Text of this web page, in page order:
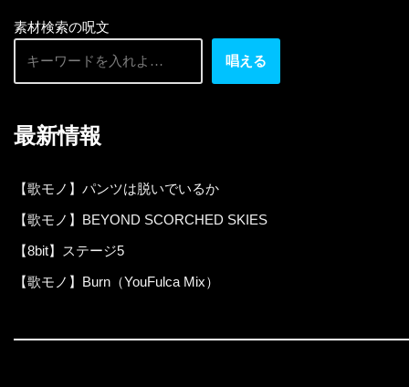
素材検索の呪文
唱える
最新情報
【歌モノ】パンツは脱いでいるか
【歌モノ】BEYOND SCORCHED SKIES
【8bit】ステージ5
【歌モノ】Burn（YouFulca Mix）